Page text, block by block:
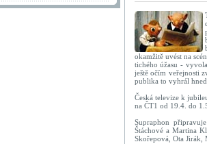
okamžitě uvést na
tichého úžasu -
ještě očím veřejnosti
publika to vyhrál
Česká televize k
na ČT1 od 19.4. do
Supraphon
Štáchové a Martina
Skořepová, Ota Jirák,